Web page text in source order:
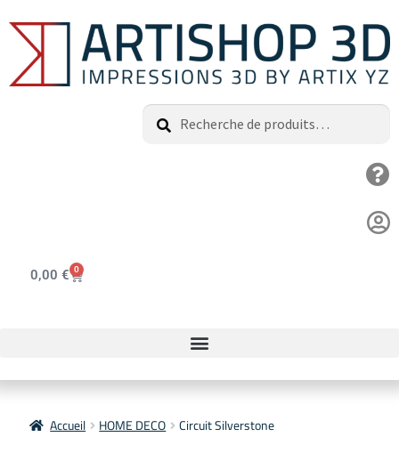
Recherche
0,00 € 0
Accueil HOME DECO Circuit Silverstone